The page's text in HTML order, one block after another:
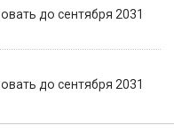
до сентября 2031
до сентября 2031